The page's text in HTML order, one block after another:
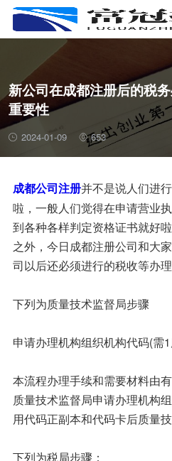
资质许可
新公司在成都注册后的税
重要性
2024-01-09 653
成都公司注册并不是说人们进
啦，一般人们觉得在申请营业
到各种各样判定资格证书就好
之外，今日成都注册公司和大
司以后还必须进行的税收等办
下列为质量技术监督局步骤
申请办理机构组织机构代码(需
本流程办理手续和需要材料由
质量技术监督局申请办理机构
用代码正副本和代码卡后质量
下列为税局步骤：